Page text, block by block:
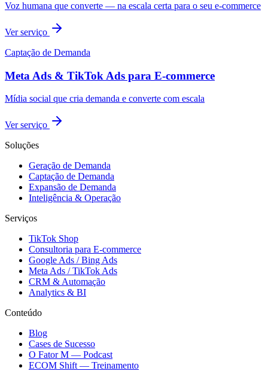
Voz humana que converte — na escala certa para o seu e-commerce
Ver serviço
Captação de Demanda
Meta Ads & TikTok Ads para E-commerce
Mídia social que cria demanda e converte com escala
Ver serviço
Soluções
Geração de Demanda
Captação de Demanda
Expansão de Demanda
Inteligência & Operação
Serviços
TikTok Shop
Consultoria para E-commerce
Google Ads / Bing Ads
Meta Ads / TikTok Ads
CRM & Automação
Analytics & BI
Conteúdo
Blog
Cases de Sucesso
O Fator M — Podcast
ECOM Shift — Treinamento